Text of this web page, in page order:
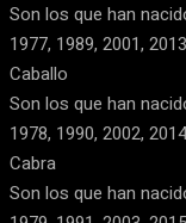
Son los que han
1977, 1989, 2001,
Caballo
Son los que han
1978, 1990, 2002,
Cabra
Son los que han